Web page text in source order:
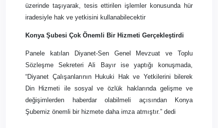
üzerinde taşıyarak, tesis ettirilen işlemler konusunda hür
iradesiyle hak ve yetkisini kullanabilecektir
Konya Şubesi Çok Önemli Bir Hizmeti Gerçekleştirdi
Panele katılan Diyanet-Sen Genel Mevzuat ve Toplu
Sözleşme Sekreteri Ali Bayır ise yaptığı konuşmada,
“Diyanet Çalışanlarının Hukuki Hak ve Yetkilerini bilerek
Din Hizmeti ile sosyal ve özlük haklarında gelişme ve
değişimlerden haberdar olabilmeli açısından Konya
Şubemiz önemli bir hizmete daha imza atmıştır.” dedi